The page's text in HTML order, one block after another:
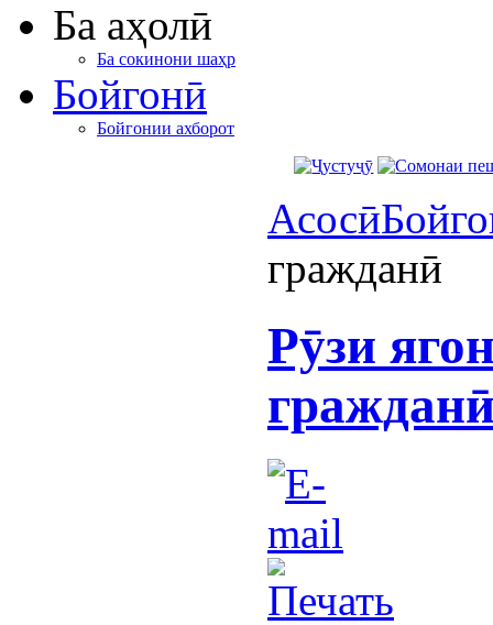
Ба аҳолӣ
Ба сокинони шаҳр
Бойгонӣ
Бойгонии ахборот
Асосӣ
гражданӣ
Рӯзи